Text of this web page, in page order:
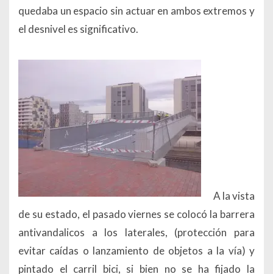
quedaba un espacio sin actuar en ambos extremos y
el desnivel es significativo.
A la vista
de su estado, el pasado viernes se colocó la barrera
antivandalicos a los laterales, (protección para
evitar caídas o lanzamiento de objetos a la vía) y
pintado el carril bici, si bien no se ha fijado la